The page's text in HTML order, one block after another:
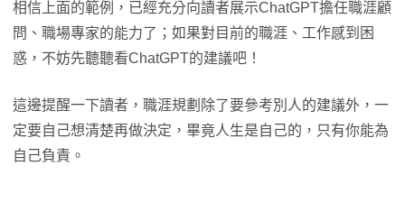
相信上面的範例，已經充分向讀者展示ChatGPT擔任職涯顧
問、職場專家的能力了；如果對目前的職涯、工作感到困
惑，不妨先聽聽看ChatGPT的建議吧！
這邊提醒一下讀者，職涯規劃除了要參考別人的建議外，一
定要自己想清楚再做決定，畢竟人生是自己的，只有你能為
自己負責。